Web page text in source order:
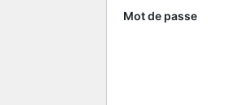
Mot de passe